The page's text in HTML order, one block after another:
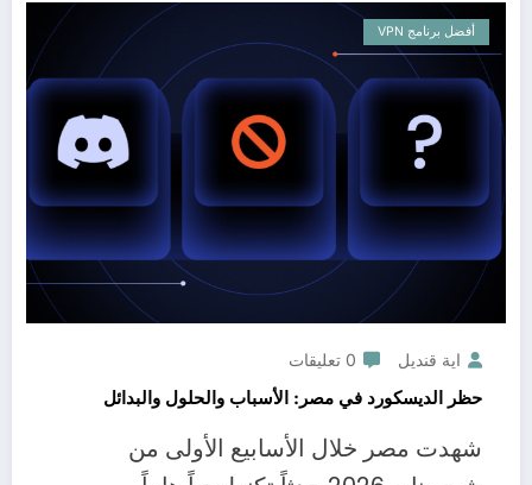
أفضل برنامج VPN
اية قنديل 0 تعليقات
حظر الديسكورد في مصر: الأسباب والحلول والبدائل
شهدت مصر خلال الأسابيع الأولى من